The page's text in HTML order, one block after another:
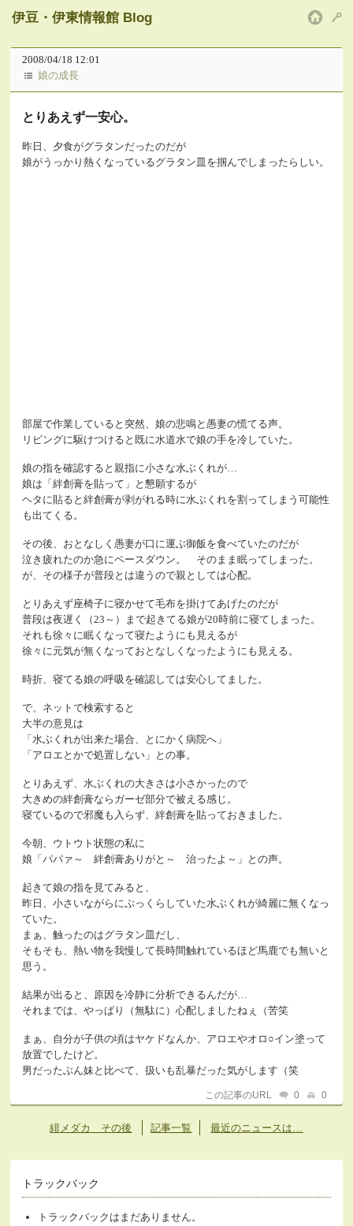
伊豆・伊東情報館 Blog
2008/04/18 12:01
娘の成長
とりあえず一安心。
昨日、夕食がグラタンだったのだが
娘がうっかり熱くなっているグラタン皿を掴んでしまったらしい。
部屋で作業していると突然、娘の悲鳴と愚妻の慌てる声。
リビングに駆けつけると既に水道水で娘の手を冷していた。
娘の指を確認すると親指に小さな水ぶくれが…
娘は「絆創膏を貼って」と懇願するが
ヘタに貼ると絆創膏が剥がれる時に水ぶくれを割ってしまう可能性
も出てくる。
その後、おとなしく愚妻が口に運ぶ御飯を食べていたのだが
泣き疲れたのか急にペースダウン。 そのまま眠ってしまった。
が、その様子が普段とは違うので親としては心配。
とりあえず座椅子に寝かせて毛布を掛けてあげたのだが
普段は夜遅く（23～）まで起きてる娘が20時前に寝てしまった。
それも徐々に眠くなって寝たようにも見えるが
徐々に元気が無くなっておとなしくなったようにも見える。
時折、寝てる娘の呼吸を確認しては安心してました。
で、ネットで検索すると
大半の意見は
「水ぶくれが出来た場合、とにかく病院へ」
「アロエとかで処置しない」との事。
とりあえず、水ぶくれの大きさは小さかったので
大きめの絆創膏ならガーゼ部分で被える感じ。
寝ているので邪魔も入らず、絆創膏を貼っておきました。
今朝、ウトウト状態の私に
娘「パパァ～ 絆創膏ありがと～ 治ったよ～」との声。
起きて娘の指を見てみると、
昨日、小さいながらにぷっくらしていた水ぶくれが綺麗に無くなっ
ていた。
まぁ、触ったのはグラタン皿だし、
そもそも、熱い物を我慢して長時間触れているほど馬鹿でも無いと
思う。
結果が出ると、原因を冷静に分析できるんだが…
それまでは、やっぱり（無駄に）心配しましたねぇ（苦笑
まぁ、自分が子供の頃はヤケドなんか、アロエやオロ○イン塗って
放置でしたけど。
男だったぶん妹と比べて、扱いも乱暴だった気がします（笑
この記事のURL 0 0
緋メダカ その後 記事一覧 最近のニュースは…
トラックバック
トラックバックはまだありません。